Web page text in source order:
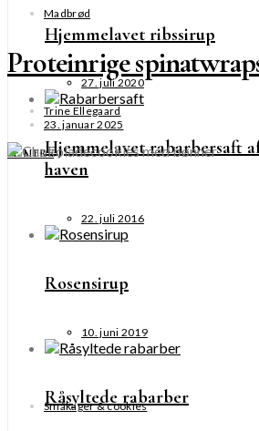
Hjemmelavet ribssirup
27. juli 2020
Hjemmelavet rabarbersaft
haven
22. juli 2016
Rosensirup
10. juni 2019
Råsyltede rabarber
Madbrød
Proteinrige
Trine Ellegaard
23. januar 2025
SE MERE
Småkager & cookies